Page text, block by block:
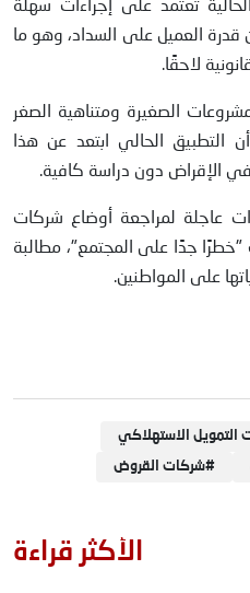
تعتمد على إجراءات سهلة
العميل على السداد، وهو ما
لاحقًا.
الصغيرة ومتناهية الصغر
التطبيق الحالي ابتعد عن هذا
الإقراض دون دراسة كافية.
عاجلة لمراجعة أوضاع شركات
"خطرًا جدًا على المجتمع"، مطالبة
على المواطنين.
التمويل الاستهلاكي
#شركات القروض
الأكثر قراءة